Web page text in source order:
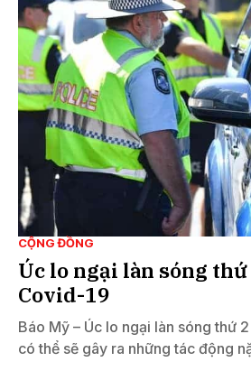
CỘNG ĐỒNG
Úc lo ngại làn sóng
Covid-19
Báo Mỹ – Úc lo ngại làn sóng thứ
có thể sẽ gây ra những tác động